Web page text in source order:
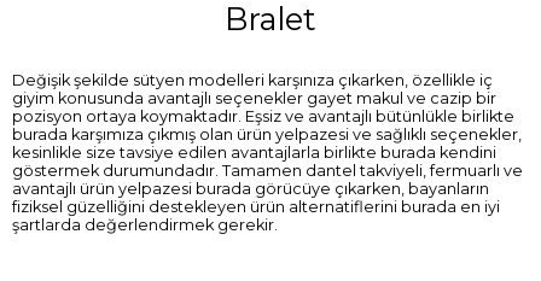
Bralet
Değişik şekilde sütyen modelleri karşınıza çıkarken, özellikle iç
giyim konusunda avantajlı seçenekler gayet makul ve cazip bir
pozisyon ortaya koymaktadır. Eşsiz ve avantajlı bütünlükle birlikte
burada karşımıza çıkmış olan ürün yelpazesi ve sağlıklı seçenekler,
kesinlikle size tavsiye edilen avantajlarla birlikte burada kendini
göstermek durumundadır. Tamamen dantel takviyeli, fermuarlı ve
avantajlı ürün yelpazesi burada görücüye çıkarken, bayanların
fiziksel güzelliğini destekleyen ürün alternatiflerini burada en iyi
şartlarda değerlendirmek gerekir.